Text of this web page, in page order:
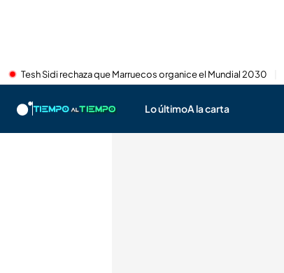
Tesh Sidi rechaza que Marruecos organice el Mundial 2030
Lo últimoA la carta